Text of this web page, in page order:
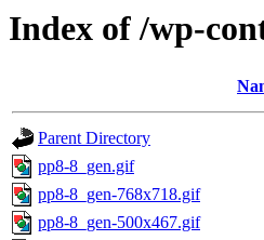
Index of /wp-
Parent Directory
pp8-8_gen.gif
pp8-8_gen-768x718.gif
pp8-8_gen-500x467.gif